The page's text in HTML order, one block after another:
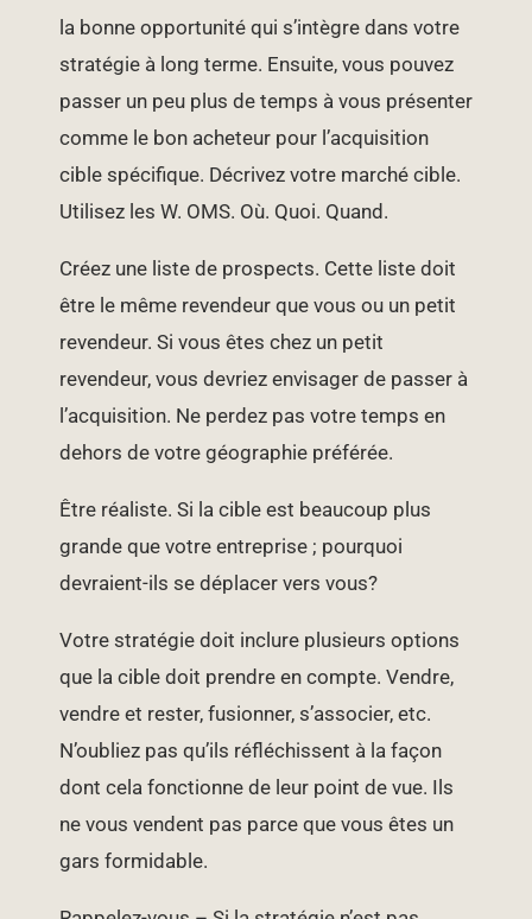
la bonne opportunité qui s’intègre dans votre
stratégie à long terme. Ensuite, vous pouvez
passer un peu plus de temps à vous présenter
comme le bon acheteur pour l’acquisition
cible spécifique. Décrivez votre marché cible.
Utilisez les W. OMS. Où. Quoi. Quand.
Créez une liste de prospects. Cette liste doit
être le même revendeur que vous ou un petit
revendeur. Si vous êtes chez un petit
revendeur, vous devriez envisager de passer à
l’acquisition. Ne perdez pas votre temps en
dehors de votre géographie préférée.
Être réaliste. Si la cible est beaucoup plus
grande que votre entreprise ; pourquoi
devraient-ils se déplacer vers vous?
Votre stratégie doit inclure plusieurs options
que la cible doit prendre en compte. Vendre,
vendre et rester, fusionner, s’associer, etc.
N’oubliez pas qu’ils réfléchissent à la façon
dont cela fonctionne de leur point de vue. Ils
ne vous vendent pas parce que vous êtes un
gars formidable.